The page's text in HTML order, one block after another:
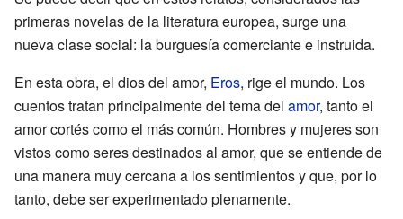
primeras novelas de la literatura europea, surge una
nueva clase social: la burguesía comerciante e instruida.
En esta obra, el dios del amor, Eros, rige el mundo. Los
cuentos tratan principalmente del tema del amor, tanto el
amor cortés como el más común. Hombres y mujeres son
vistos como seres destinados al amor, que se entiende de
una manera muy cercana a los sentimientos y que, por lo
tanto, debe ser experimentado plenamente.